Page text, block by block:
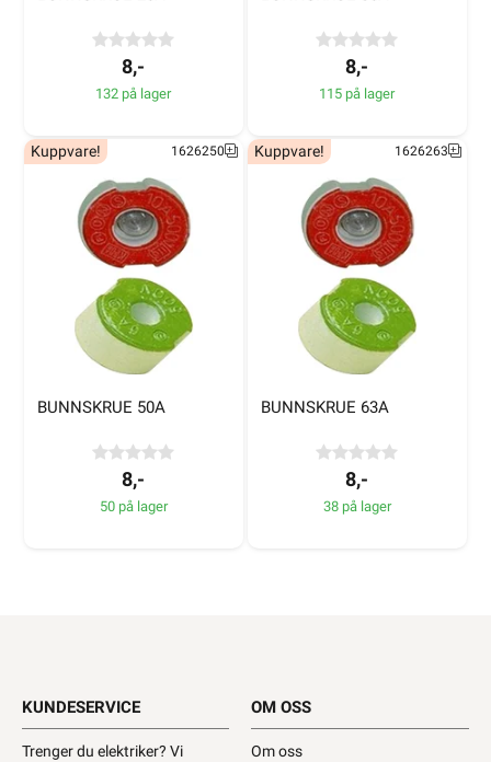
8,-
132 på lager
8,-
115 på lager
BUNNSKRUE 50A
Kuppvare! 1626250
8,-
50 på lager
BUNNSKRUE 63A
Kuppvare! 1626263
8,-
38 på lager
KUNDESERVICE
Trenger du elektriker? Vi
OM OSS
Om oss